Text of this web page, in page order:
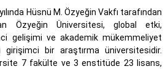
Hüsnü M. Özyeğin Vakfı tarafından
Özyeğin Üniversitesi, global etki,
gelişimi ve akademik mükemmeliyet
girişimci bir araştırma üniversitesidir.
7 fakülte ve 3 enstitüde 23 lisans,